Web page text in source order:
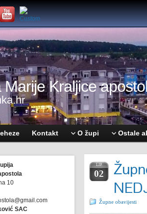
Marije Kraljice
Kontakt O župi Ostale
10
SAC
LIP.
02
Župne obavijesti